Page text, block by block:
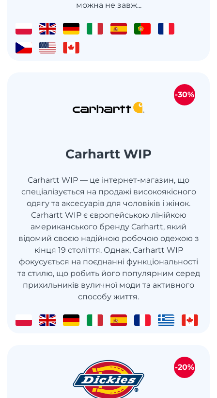
можна не завж...
Carhartt WIP
Carhartt WIP — це інтернет-магазин, що
спеціалізується на продажі високоякісного
одягу та аксесуарів для чоловіків і жінок.
Carhartt WIP є європейською лінійкою
американського бренду Carhartt, який
відомий своєю надійною робочою одежою з
кінця 19 століття. Однак, Carhartt WIP
фокусується на поєднанні функціональності
та стилю, що робить його популярним серед
прихильників вуличної моди та активного
способу життя.
-30%
-20%